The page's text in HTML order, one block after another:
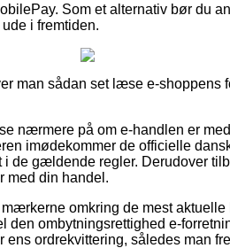
Som et alternativ bør du
i fremtiden.
man sådan set læse e-shoppens
nærmere på om e-handlen er
imødekommer de officielle
i de gældende regler. Derudover
med din handel.
mærkerne omkring de mest
den ombytningsrettighed e-
ens ordrekvittering, således man